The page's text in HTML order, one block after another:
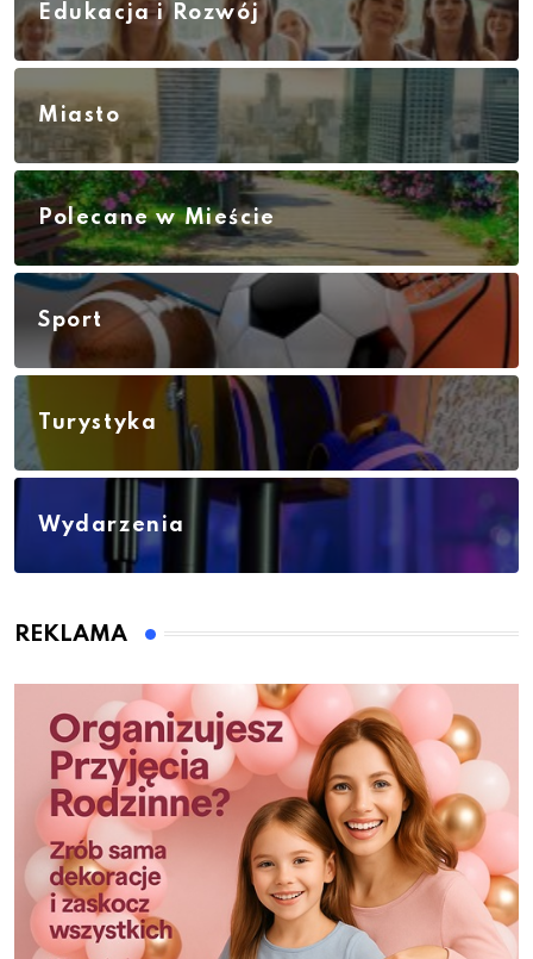
Edukacja i Rozwój
Miasto
Polecane w Mieście
Sport
Turystyka
Wydarzenia
REKLAMA